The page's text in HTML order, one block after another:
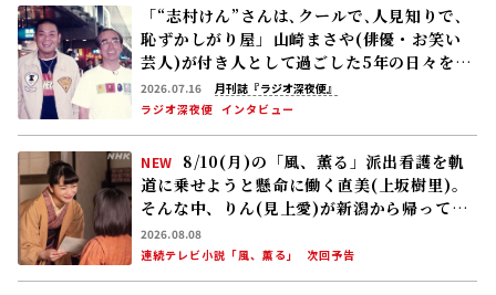
「“志村けん”さんは､クールで､人見知りで､
恥ずかしがり屋」――山崎まさや(俳優・お笑い
芸人)が付き人として過ごした5年の日々を語
る
2026.07.16
月刊誌『ラジオ深夜便』
ラジオ深夜便 インタビュー
NEW
8/10(月)の「風、薫る」派出看護を軌
道に乗せようと懸命に働く直美(上坂樹里)。
そんな中、りん(見上愛)が新潟から帰ってく
る
2026.08.08
連続テレビ小説「風、薫る」
次回予告